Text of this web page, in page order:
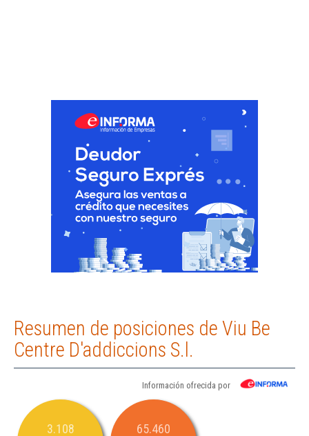
Resumen de posiciones de Viu Be
Centre D'addiccions S.l.
Información ofrecida por
3.108 65.460